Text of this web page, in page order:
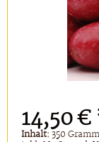
14,50 €
Inhalt:350